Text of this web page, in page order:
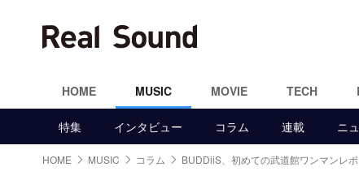
HOME MUSIC MOVIE TECH
特集 インタビュー コラム 連載 ニ
HOME MUSIC コラム BUDDiiS、初めての武道館ワンマンレポ